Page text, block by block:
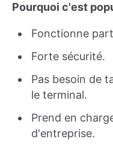
Pourquoi c'est
Fonctionne
Forte sécurité.
Pas besoin de
le terminal.
Prend en
d'entreprise.